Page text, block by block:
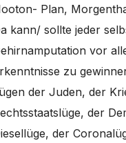
Plan,
kann/ sollte jeder
vor
zu
der Juden, der
der
der